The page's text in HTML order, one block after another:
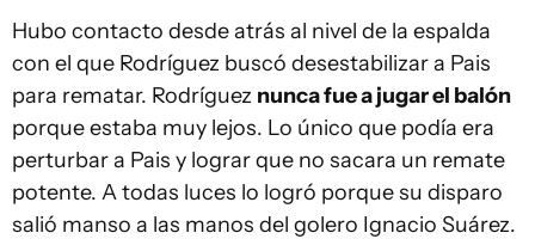
Hubo contacto desde atrás al nivel de la espalda
con el que Rodríguez buscó desestabilizar a Pais
para rematar. Rodríguez nunca fue a jugar el balón
porque estaba muy lejos. Lo único que podía era
perturbar a Pais y lograr que no sacara un remate
potente. A todas luces lo logró porque su disparo
salió manso a las manos del golero Ignacio Suárez.